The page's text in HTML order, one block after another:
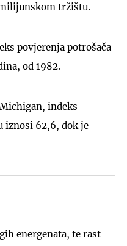
tržištu.
povjerenja potrošača
od 1982.
indeks
iznosi 62,6, dok je
energenata, te rast